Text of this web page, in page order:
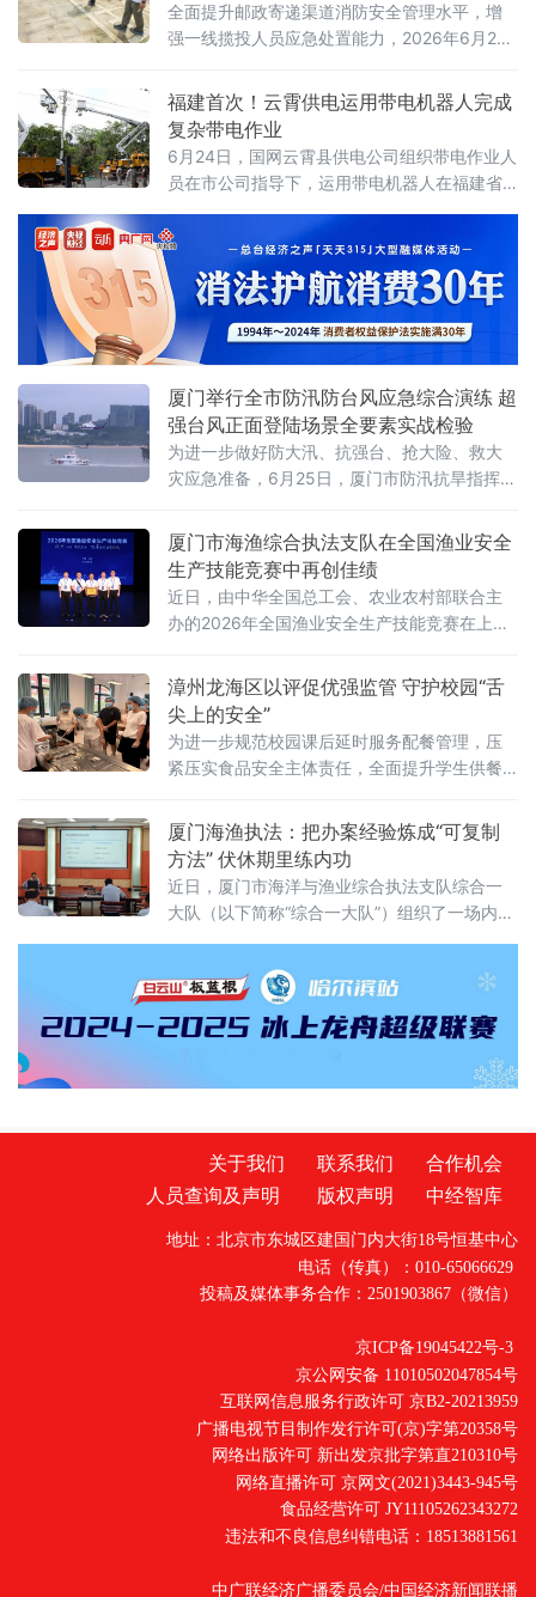
全面提升邮政寄递渠道消防安全管理水平，增
强一线揽投人员应急处置能力，2026年6月25
演练，以真训实练筑牢安全屏障。 演练由分公
司安保专干主讲，系统讲解火灾隐患识别要点
与初期火灾扑救策略，并现场演示灭火器“提、
拔、握、压”四步操作法。参训员工逐一实操，
从初始的生疏慌乱逐步过渡至从容规范，灭火
器成为现场人员心中切实可依的
福建首次！云霄供电运用带电机器人完成
复杂带电作业
6月24日，国网云霄县供电公司组织带电作业人
员在市公司指导下，运用带电机器人在福建省
首次带负荷加装隔离开关复杂作业，加速推进
带电作业数字化、智能化转型。
厦门举行全市防汛防台风应急综合演练 超
强台风正面登陆场景全要素实战检验
为进一步做好防大汛、抗强台、抢大险、救大
灾应急准备，6月25日，厦门市防汛抗旱指挥部
局、市市政园林局、厦门海事局联合举办了全
市防汛防台风应急综合演练，市委常委、常务
副市长、市防汛抗旱指挥部总指挥黄燕添出席
并现场指挥演练。
厦门市海渔综合执法支队在全国渔业安全
生产技能竞赛中再创佳绩
近日，由中华全国总工会、农业农村部联合主
办的2026年全国渔业安全生产技能竞赛在上海
法支队（以下简称“支队”）组队参赛，再次荣获
团队三等奖，展现了参赛队员过硬的专业素养
和昂扬的拼搏精神。
漳州龙海区以评促优强监管 守护校园“舌
尖上的安全”
为进一步规范校园课后延时服务配餐管理，压
紧压实食品安全主体责任，全面提升学生供餐
心健康，6月25日，福建省漳州市龙海区教育局
联合漳州市龙投教育投资有限公司，深入辖区
学校开展课后延时配餐服务专项考核测评，以
常态化监管筑牢校园食品安全坚实屏障。
厦门海渔执法：把办案经验炼成“可复制
方法” 伏休期里练内功
近日，厦门市海洋与渔业综合执法支队综合一
大队（以下简称“综合一大队”）组织了一场内部
案件处理流程解析》。授课围绕案件办理全流
程，系统梳理了立案前调查取证和立案后审批
处罚两个阶段的核心要点。这场交流的特别之
处在于：它不是在讲一套理论，而是在总结一
套方法。把办案拆解成“表”与“里”“立案前调查取
关于我们 联系我们
合作机会
人员查询及声明
版权声明 中经智库
地址：北京市东城区建国门内大街18号恒基中心
电话（传真）：010-65066629
投稿及媒体事务合作：2501903867（微信）
京ICP备19045422号-3
京公网安备 11010502047854号
互联网信息服务行政许可 京B2-20213959
广播电视节目制作发行许可(京)字第20358号
网络出版许可 新出发京批字第直210310号
网络直播许可 京网文(2021)3443-945号
食品经营许可 JY11105262343272
违法和不良信息纠错电话：18513881561
中广联经济广播委员会/中国经济新闻联播